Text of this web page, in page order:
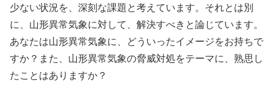
少ない状況を、深刻な課題と考えています。それとは別
に、山形異常気象に対して、解決すべきと論じています。
あなたは山形異常気象に、どういったイメージをお持ちで
すか？また、山形異常気象の脅威対処をテーマに、熟思し
たことはありますか？